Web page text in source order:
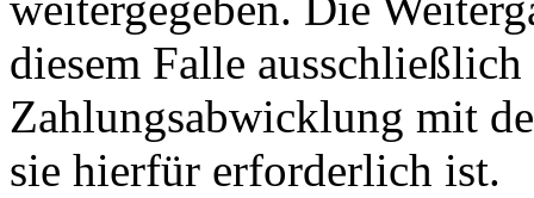
diesem Falle
Zahlungsabwicklung mit
sie hierfür erforderlich ist.